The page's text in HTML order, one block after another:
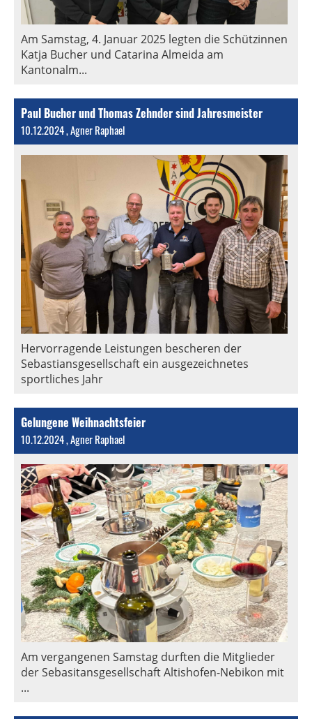
Am Samstag, 4. Januar 2025 legten die Schützinnen
Katja Bucher und Catarina Almeida am
Kantonalm...
Paul Bucher und Thomas Zehnder sind Jahresmeister
10.12.2024, Agner Raphael
Hervorragende Leistungen bescheren der
Sebastiansgesellschaft ein ausgezeichnetes
sportliches Jahr
Gelungene Weihnachtsfeier
10.12.2024, Agner Raphael
Am vergangenen Samstag durften die Mitglieder
der Sebasitansgesellschaft Altishofen-Nebikon mit
...